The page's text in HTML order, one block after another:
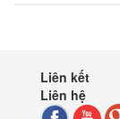
Liên kết
Liên hệ